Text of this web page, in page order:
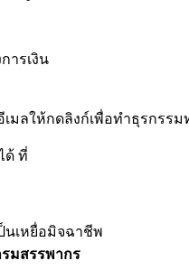
ารเงิน
เมลให้กดลิงก์เพื่อทำธุรกร
ด้ ที่
นเหยื่อมิจฉาชีพ
รมสรรพากร